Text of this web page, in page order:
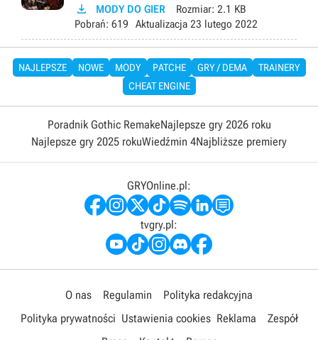
 MODY DO GIER Rozmiar: 2.1 KB
Pobrań: 619 Aktualizacja 23 lutego 2022
NAJLEPSZE NOWE MODY PATCHE GRY / DEMA
TRAINERY
CHEAT ENGINE
Poradnik Gothic RemakeNajlepsze gry 2026 roku
Najlepsze gry 2025 rokuWiedźmin 4Najbliższe premiery
GRYOnline.pl:
tvgry.pl:
O nas Regulamin
Polityka redakcyjna
Polityka prywatności Ustawienia cookies Reklama
Zespół